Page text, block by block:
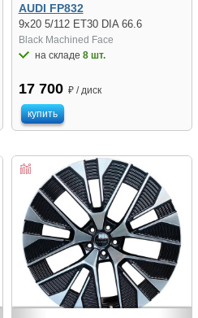
AUDI FP832
9x20 5/112 ET30 DIA 66.6
Black Machined Face
на складе 8 шт.
17 700 ₽ / диск
купить